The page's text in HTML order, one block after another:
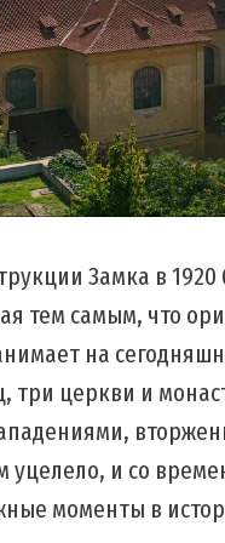
Замка в
тем самым, что
на
три церкви и
уцелело, и со
моменты в